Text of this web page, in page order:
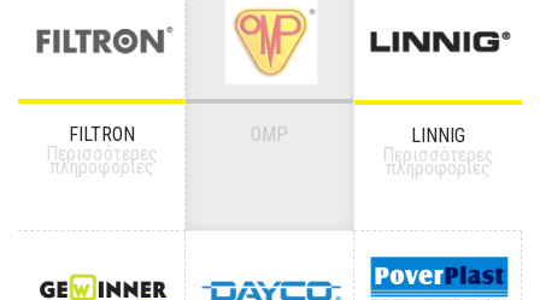
FILTRON
Περισσότερες
πληροφορίες
OMP
LINNIG
Περισσότερες
πληροφορίες